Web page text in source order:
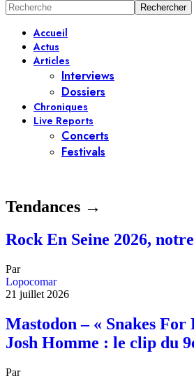
Accueil
Actus
Articles
Interviews
Dossiers
Chroniques
Live Reports
Concerts
Festivals
Tendances →
Rock En Seine 2026,
Par
Lopocomar
21 juillet 2026
Mastodon – « Snakes For
Josh Homme : le clip du
Par